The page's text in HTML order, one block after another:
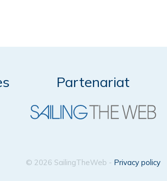
Partenariat
© 2026 SailingTheWeb - Privacy policy